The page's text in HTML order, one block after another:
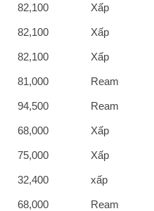
82,100 Xấp
82,100 Xấp
82,100 Xấp
81,000 Ream
94,500 Ream
68,000 Xấp
75,000 Xấp
32,400 xấp
68,000 Ream